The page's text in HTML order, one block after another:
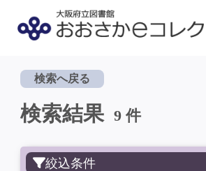
検索へ戻る
検索結果 9 件
絞込条件